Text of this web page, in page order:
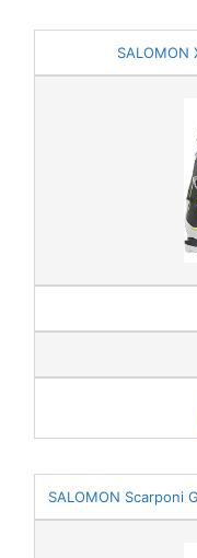
SALOMON
SALOMON Scarponi